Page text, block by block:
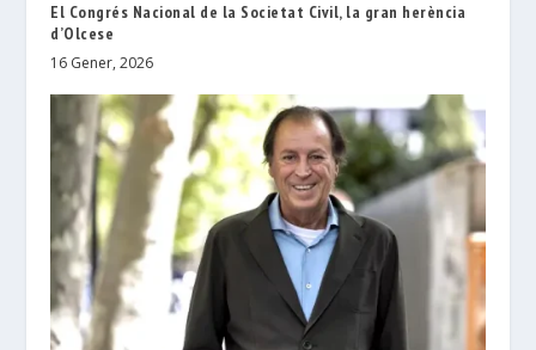
El Congrés Nacional de la Societat Civil, la gran herència
d’Olcese
16 Gener, 2026